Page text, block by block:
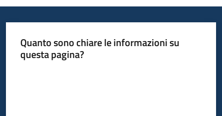
Seguici
Quanto sono chiare le informazioni su
questa pagina?